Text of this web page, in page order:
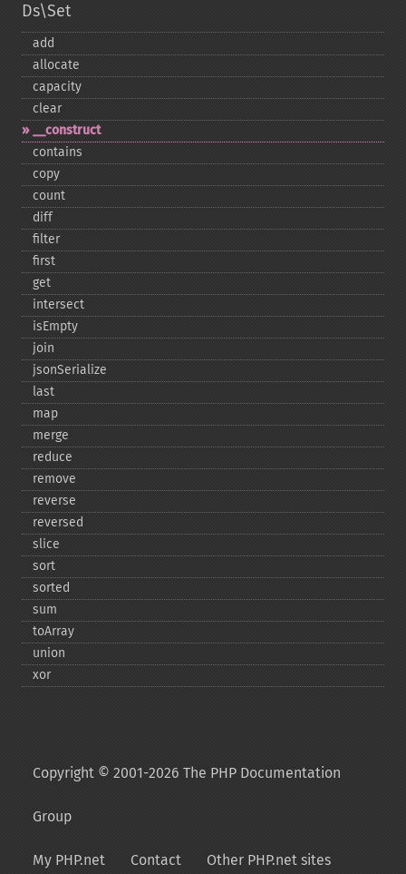
Ds\Set
add
allocate
capacity
clear
_​_​construct
contains
copy
count
diff
filter
first
get
intersect
isEmpty
join
jsonSerialize
last
map
merge
reduce
remove
reverse
reversed
slice
sort
sorted
sum
toArray
union
xor
Copyright © 2001-2026 The PHP Documentation
Group
My PHP.net Contact Other PHP.net sites